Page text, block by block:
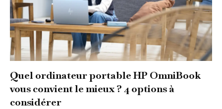
Quel ordinateur portable HP OmniBook
vous convient le mieux ? 4 options à
considérer